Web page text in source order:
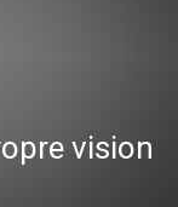
vision